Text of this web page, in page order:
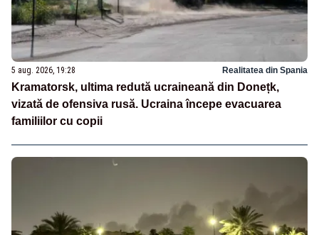
5 aug. 2026, 19:28 Realitatea din Spania
Kramatorsk, ultima redută ucraineană din Donețk,
vizată de ofensiva rusă. Ucraina începe evacuarea
familiilor cu copii